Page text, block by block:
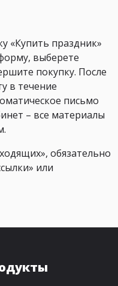
«Купить праздник»
выберете
покупку. После
в течение
письмо
– все материалы
обязательно
или